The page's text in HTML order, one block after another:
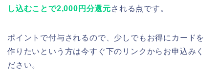
し込むことで2,000円分還元される点です。
ポイントで付与されるので、少しでもお得にカードを
作りたいという方は今すぐ下のリンクからお申込みく
ださい。